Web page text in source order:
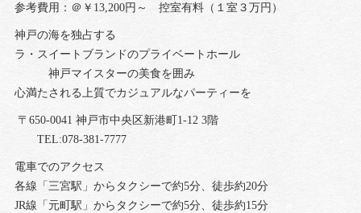
参考費用：＠￥13,200円～ 控室有料（１室３万円）
神戸の海を独占する
ラ・スイートブランドのプライベートホール
神戸マイスターの美食を囲み
心満たされる上質でカジュアルなパーティーを
〒650-0041 神戸市中央区新港町1-12 3階
TEL:078-381-7777
電車でのアクセス
各線「三宮駅」からタクシーで約5分、徒歩約20分
JR線「元町駅」からタクシーで約5分、徒歩約15分